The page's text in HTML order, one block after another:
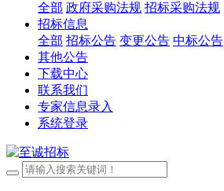
全部 政府采购法规 招标采购法规
招标信息
全部 招标公告 变更公告 中标公告
其他公告
下载中心
联系我们
专家信息录入
系统登录